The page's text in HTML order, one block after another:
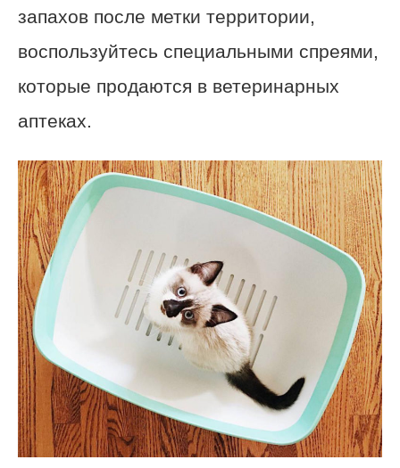
запахов после метки территории,
воспользуйтесь специальными спреями,
которые продаются в ветеринарных
аптеках.